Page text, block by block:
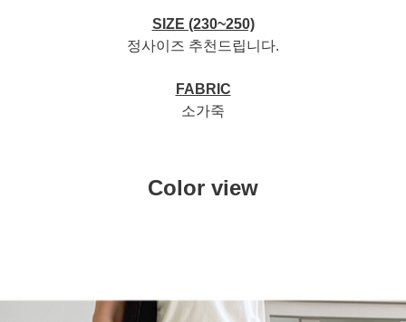
SIZE (230~250)
정사이즈 추천드립니다.
FABRIC
소가죽
Color view